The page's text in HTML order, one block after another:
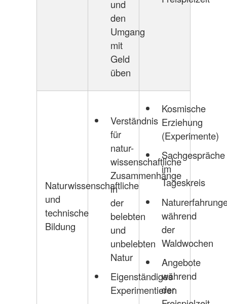
und
den
Umgang
mit
Geld
üben
Naturwissenschaftliche
und
technische
Bildung
Verständnis
für
natur-
wissenschaftliche
Zusammenhänge
in
der
belebten
und
unbelebten
Natur
Eigenständiges
Experimentieren
Kosmische
Erziehung
(Experimente)
Sachgespräche
im
Tageskreis
während
der
Waldwochen
Angebote
während
der